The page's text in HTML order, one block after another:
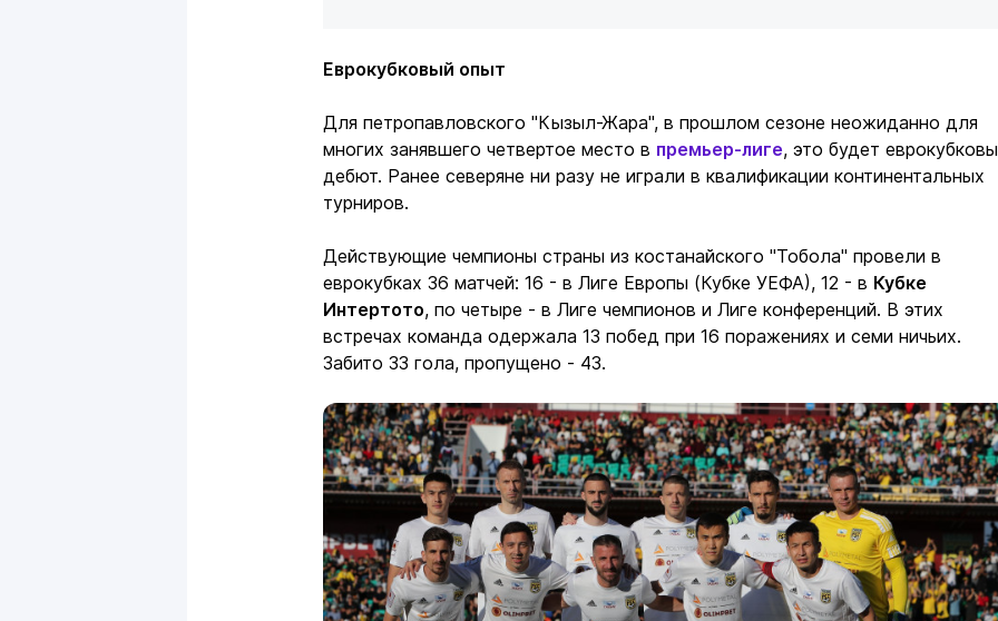
Еврокубковый опыт
Для петропавловского "Кызыл-Жара", в прошлом сезоне неожиданно для
многих занявшего четвертое место в премьер-лиге, это будет
дебют. Ранее северяне ни разу не играли в квалификации континентальных
турниров.
Действующие чемпионы страны из костанайского "Тобола" провели в
еврокубках 36 матчей: 16 - в Лиге Европы (Кубке УЕФА), 12 - в Кубке
Интертото, по четыре - в Лиге чемпионов и Лиге конференций. В этих
встречах команда одержала 13 побед при 16 поражениях и семи ничьих.
Забито 33 гола, пропущено - 43.